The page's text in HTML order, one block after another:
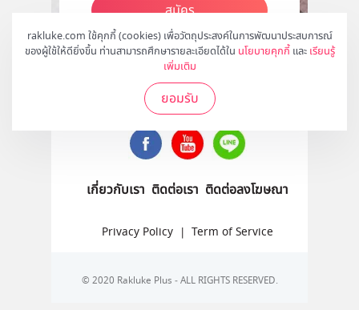
rakluke.com ใช้คุกกี้ (cookies) เพื่อวัตถุประสงค์ในการพัฒนาประสบการณ์
ของผู้ใช้ให้ดียิ่งขึ้น ท่านสามารถศึกษารายละเอียดได้ใน นโยบายคุกกี้ และ เรียนรู้
เพิ่มเติม
ยอมรับ
สมัคร
ติดตามเราได้ที่
เกี่ยวกับเรา ติดต่อเรา ติดต่อลงโฆษณา
Privacy Policy | Term of Service
© 2020 Rakluke Plus - ALL RIGHTS RESERVED.